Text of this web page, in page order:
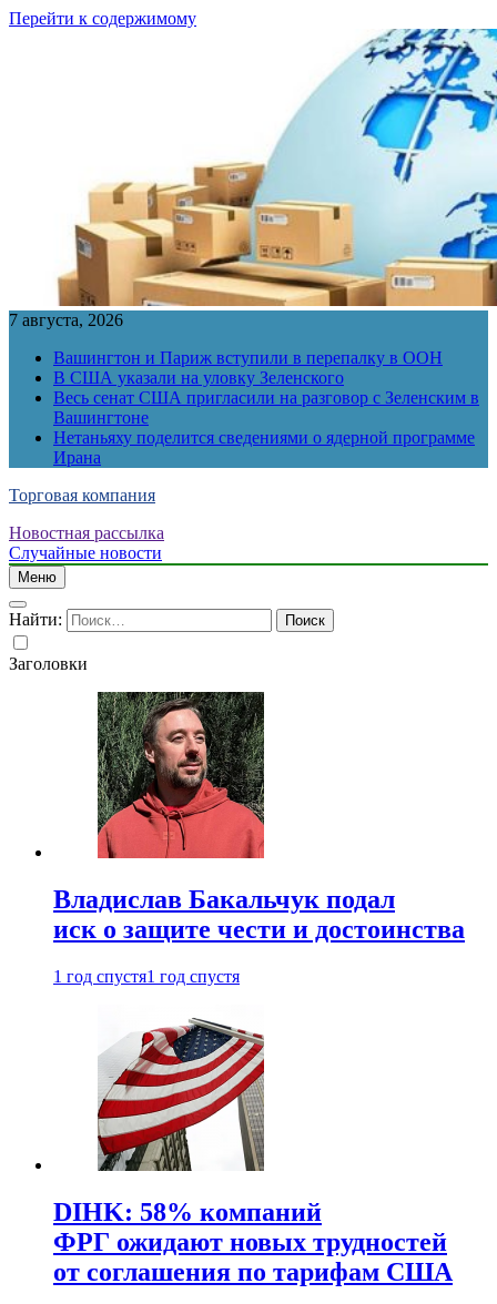
Перейти к содержимому
7 августа, 2026
Вашингтон и Париж вступили в перепалку в ООН
В США указали на уловку Зеленского
Весь сенат США пригласили на разговор с Зеленским в
Вашингтоне
Нетаньяху поделится сведениями о ядерной программе
Ирана
Торговая компания
Новостная рассылка
Случайные новости
Меню
Найти:
Заголовки
Владислав Бакальчук подал
иск о защите чести и достоинства
1 год спустя1 год спустя
DIHK: 58% компаний
ФРГ ожидают новых трудностей
от соглашения по тарифам США